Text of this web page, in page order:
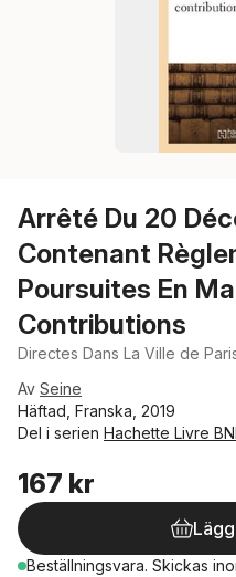
Arrêté Du 20
Contenant
Poursuites En
Contributions
Directes Dans La Ville de
Av Seine
Häftad, Franska, 2019
Del i serien Hachette Livre
167 kr
Beställningsvara. Skickas